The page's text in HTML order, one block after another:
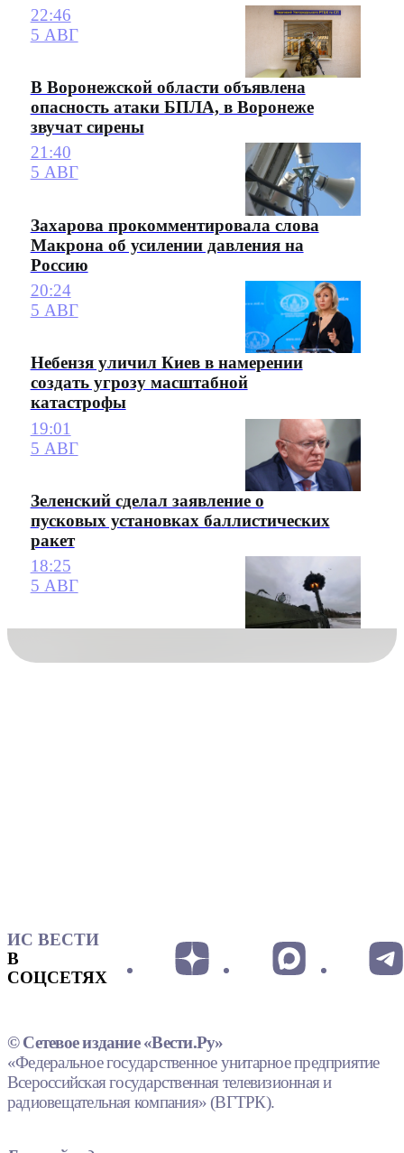
22:46
5 АВГ
В Воронежской области объявлена
опасность атаки БПЛА, в Воронеже
звучат сирены
21:40
5 АВГ
Захарова прокомментировала слова
Макрона об усилении давления на
Россию
20:24
5 АВГ
Небензя уличил Киев в намерении
создать угрозу масштабной
катастрофы
19:01
5 АВГ
Зеленский сделал заявление о
пусковых установках баллистических
ракет
18:25
5 АВГ
ИС ВЕСТИ
В
СОЦСЕТЯХ
© Сетевое издание «Вести.Ру»
«Федеральное государственное унитарное предприятие
Всероссийская государственная телевизионная и
радиовещательная компания» (ВГТРК).